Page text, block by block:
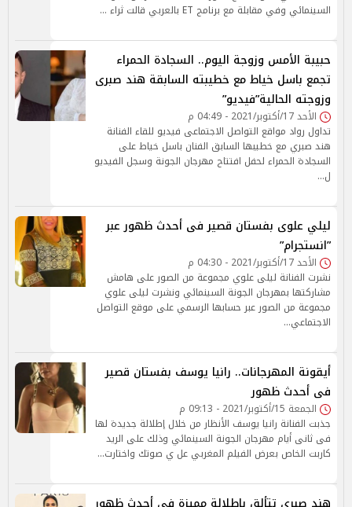
السينمائي وفي مقابلة مع برنامج ET بالعربي قالت ثراء …
حبيبة الأمس وزوجة اليوم.. السجادة الحمراء
تجمع باسل خياط مع خطيبته السابقة هند صبرى
وزوجته الحالية”فيديو”
الأحد 17/أكتوبر/2021 - 04:49 م
تداول رواد مواقع التواصل الاجتماعى فيديو للقاء الفنانة
هند صبري مع خطيبها السابق الفنان باسل خياط على
السجادة الحمراء لحفل افتتاح مهرجان الجونة وسجل الفيديو
ل…
ليلي علوى بفستان قصير فى أحدث ظهور عبر
”انستجرام”
الأحد 17/أكتوبر/2021 - 04:30 م
نشرت الفنانة ليلى علوي مجموعة من الصور على هامش
مشاركتها بمهرجان الجونة السينمائي ونشرت ليلى علوي
مجموعة من الصور عبر حسابها الرسمي على موقع التواصل
الاجتماعي…
أيقونة المهرجانات.. رانيا يوسف بفستان قصير
فى أحدث ظهور
الجمعة 15/أكتوبر/2021 - 09:13 م
جذبت الفنانة رانيا يوسف الأنظار من خلال إطلالة جديدة لها
فى ثانى أيام مهرجان الجونة السينمائي وذلك على الريد
كاربت الخاص بعرض الفيلم المغربي عل ي صوتك واختارت…